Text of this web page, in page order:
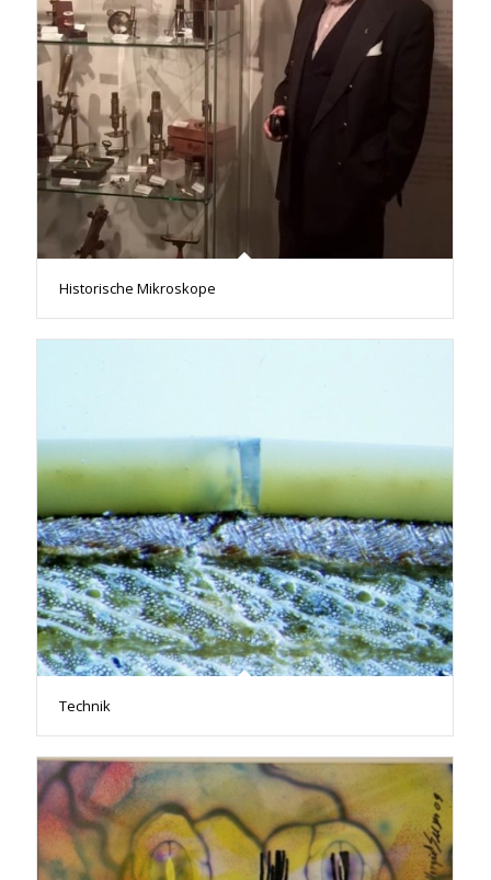
Historische Mikroskope
Technik